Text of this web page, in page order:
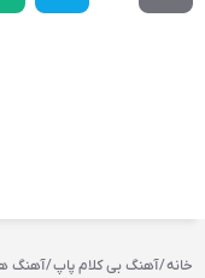
خانه/آهنگ بی کلام پاپ/آهنگ‌